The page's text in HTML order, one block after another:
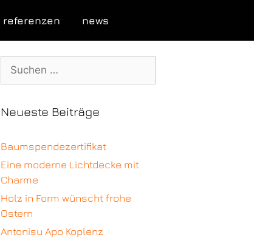
referenzen news
Neueste Beiträge
Baumspendezertifikat
Eine moderne Lichtdecke mit
Charme
Holz in Form wünscht frohe
Ostern
Antonisu Apo Koplenz